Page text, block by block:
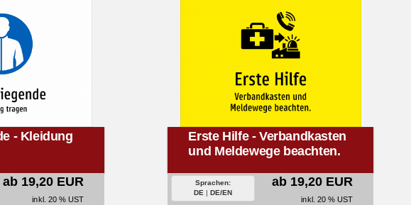
- Kleidung
ab 19,20 EUR
inkl. 20 % UST
Erste Hilfe - Verbandkasten
und Meldewege beachten.
Sprachen:
DE
DE/EN
ab 19,20 EUR
inkl. 20 % UST